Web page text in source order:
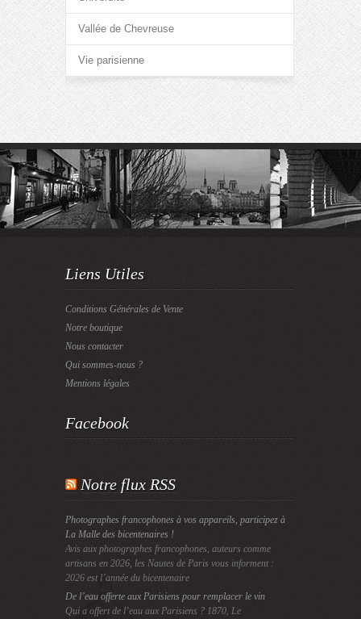
Vallée de Chevreuse
Vie parisienne
Liens Utiles
Conditions Générales de Vente
Notre boutique
Nous contacter
Qui sommes-nous ?
Mentions légales
Facebook
Notre flux RSS
Photographes francophones à vos appareils, participez à
La Malle des bicentenaires !
Avis aux photographes francophones, auteurs comme
artisans en 2026, les Nautes de Paris vous informent :
2026 est l’année du bicentenaire
De l’eau offerte aux Parisiens pour remplacer le vin
Qui a offert de l’eau aux Parisiens ? 1870, Le